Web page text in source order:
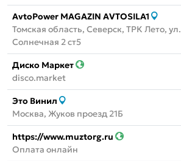
AvtoPower MAGAZIN AVTOSILA1
Томская область, Северск, ТРК Лето, ул.
Солнечная 2 ст5
Диско Маркет
disco.market
Это Винил
Москва, Жуков проезд 21Б
https://www.muztorg.ru
Оплата онлайн